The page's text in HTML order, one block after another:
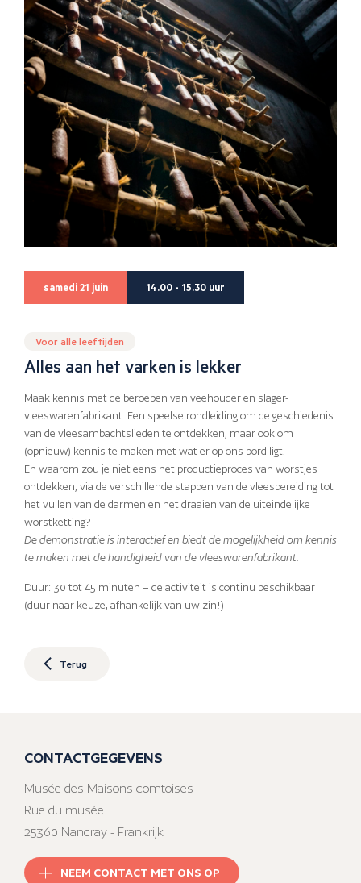
samedi 21 juin 14.00 - 15.30 uur
Voor alle leeftijden
Alles aan het varken is lekker
Maak kennis met de beroepen van veehouder en slager-
vleeswarenfabrikant. Een speelse rondleiding om de geschiedenis
van de vleesambachtslieden te ontdekken, maar ook om
(opnieuw) kennis te maken met wat er op ons bord ligt.
En waarom zou je niet eens het productieproces van worstjes
ontdekken, via de verschillende stappen van de vleesbereiding tot
het vullen van de darmen en het draaien van de uiteindelijke
worstketting?
De demonstratie is interactief en biedt de mogelijkheid om kennis
te maken met de handigheid van de vleeswarenfabrikant.
Duur: 30 tot 45 minuten – de activiteit is continu beschikbaar
(duur naar keuze, afhankelijk van uw zin!)
Terug
CONTACTGEGEVENS
Musée des Maisons comtoises
Rue du musée
25360 Nancray - Frankrijk
NEEM CONTACT MET ONS OP